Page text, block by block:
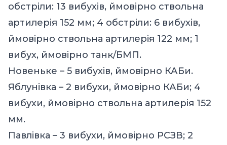
обстріли: 13 вибухів, ймовірно ствольна
артилерія 152 мм; 4 обстріли: 6 вибухів,
ймовірно ствольна артилерія 122 мм; 1
вибух, ймовірно танк/БМП.
Новеньке – 5 вибухів, ймовірно КАБи.
Яблунівка – 2 вибухи, ймовірно КАБи; 4
вибухи, ймовірно ствольна артилерія 152
мм.
Павлівка – 3 вибухи, ймовірно РСЗВ; 2